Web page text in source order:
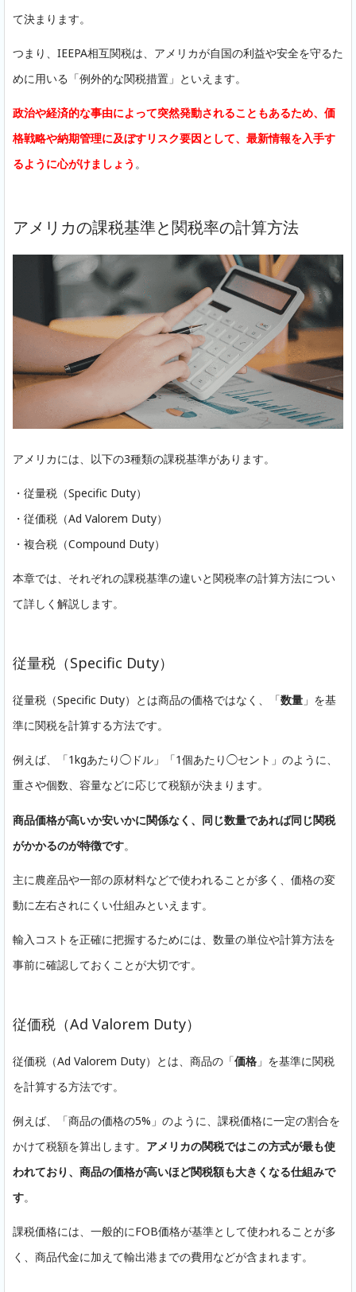
て決まります。
つまり、IEEPA相互関税は、アメリカが自国の利益や安全を守るた
めに用いる「例外的な関税措置」といえます。
政治や経済的な事由によって突然発動されることもあるため、価
格戦略や納期管理に及ぼすリスク要因として、最新情報を入手す
るように心がけましょう 。
アメリカの課税基準と関税率の計算方法
アメリカには、以下の3種類の課税基準があります。
・従量税（Specific Duty）
・従価税（Ad Valorem Duty）
・複合税（Compound Duty）
本章では、それぞれの課税基準の違いと関税率の計算方法につい
て詳しく解説します。
従量税（Specific Duty）
従量税（Specific Duty）とは商品の価格ではなく、「数量 」を基
準に関税を計算する方法です。
例えば、「1kgあたり◯ドル」「1個あたり◯セント」のように、
重さや個数、容量などに応じて税額が決まります。
商品価格が高いか安いかに関係なく、同じ数量であれば同じ関税
がかかるのが特徴です。
主に農産品や一部の原材料などで使われることが多く、価格の変
動に左右されにくい仕組みといえます。
輸入コストを正確に把握するためには、数量の単位や計算方法を
事前に確認しておくことが大切です。
従価税（Ad Valorem Duty）
従価税（Ad Valorem Duty）とは、商品の「価格 」を基準に関税
を計算する方法です。
例えば、「商品の価格の5%」のように、課税価格に一定の割合を
かけて税額を算出します。 アメリカの関税ではこの方式が最も使
われており、商品の価格が高いほど関税額も大きくなる仕組みで
す。
課税価格には、一般的にFOB価格が基準として使われることが多
く、商品代金に加えて輸出港までの費用などが含まれます。